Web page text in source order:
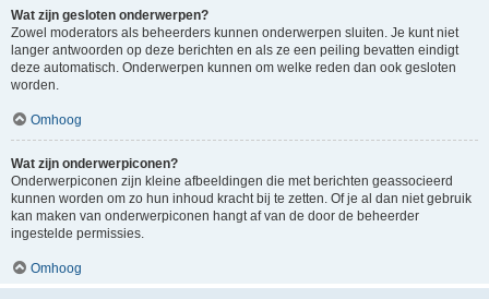
Wat zijn gesloten onderwerpen?
Zowel moderators als beheerders kunnen onderwerpen sluiten. Je kunt niet
langer antwoorden op deze berichten en als ze een peiling bevatten eindigt
deze automatisch. Onderwerpen kunnen om welke reden dan ook gesloten
worden.
Omhoog
Wat zijn onderwerpiconen?
Onderwerpiconen zijn kleine afbeeldingen die met berichten geassocieerd
kunnen worden om zo hun inhoud kracht bij te zetten. Of je al dan niet gebruik
kan maken van onderwerpiconen hangt af van de door de beheerder
ingestelde permissies.
Omhoog